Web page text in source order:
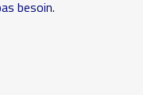
besoin.